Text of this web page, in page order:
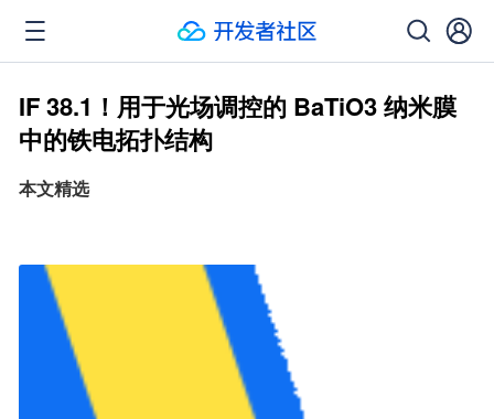
IF 38.1！用于光场调控的 BaTiO3 纳米膜
中的铁电拓扑结构
本文精选